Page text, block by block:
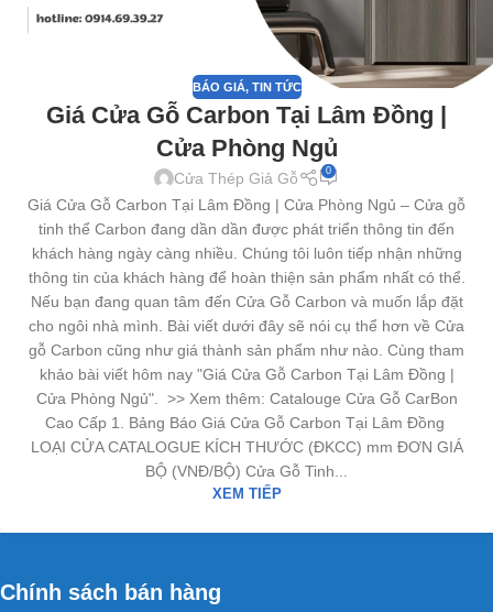
BÁO GIÁ, TIN TỨC
Giá Cửa Gỗ Carbon Tại Lâm Đồng |
Cửa Phòng Ngủ
Cửa Thép Giả Gỗ 0
Giá Cửa Gỗ Carbon Tại Lâm Đồng | Cửa Phòng Ngủ – Cửa gỗ
tinh thể Carbon đang dần dần được phát triển thông tin đến
khách hàng ngày càng nhiều. Chúng tôi luôn tiếp nhận những
thông tin của khách hàng để hoàn thiện sản phẩm nhất có thể.
Nếu bạn đang quan tâm đến Cửa Gỗ Carbon và muốn lắp đặt
cho ngôi nhà mình. Bài viết dưới đây sẽ nói cụ thể hơn về Cửa
gỗ Carbon cũng như giá thành sản phẩm như nào. Cùng tham
khảo bài viết hôm nay "Giá Cửa Gỗ Carbon Tại Lâm Đồng |
Cửa Phòng Ngủ". >> Xem thêm: Catalouge Cửa Gỗ CarBon
Cao Cấp 1. Bảng Báo Giá Cửa Gỗ Carbon Tại Lâm Đồng
LOẠI CỬA CATALOGUE KÍCH THƯỚC (ĐKCC) mm ĐƠN GIÁ
BỘ (VNĐ/BỘ) Cửa Gỗ Tinh...
XEM TIẾP
Chính sách bán hàng